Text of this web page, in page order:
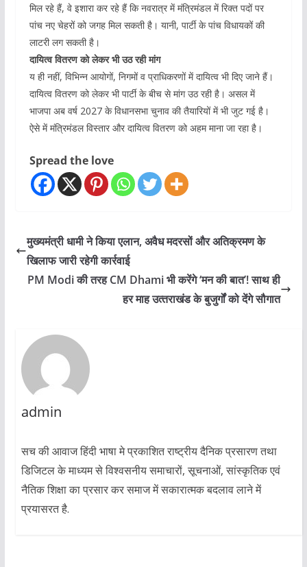
मिल रहे हैं, वे इशारा कर रहे हैं कि नवरात्र में मंत्रिमंडल में रिक्त पदों पर
पांच नए चेहरों को जगह मिल सकती है। यानी, पार्टी के पांच विधायकों की
लाटरी लग सकती है।
दायित्व वितरण को लेकर भी उठ रही मांग
य ही नहीं, विभिन्न आयोगों, निगमों व प्राधिकरणों में दायित्व भी दिए जाने हैं।
दायित्व वितरण को लेकर भी पार्टी के बीच से मांग उठ रही है। असल में
भाजपा अब वर्ष 2027 के विधानसभा चुनाव की तैयारियों में भी जुट गई है।
ऐसे में मंत्रिमंडल विस्तार और दायित्व वितरण को अहम माना जा रहा है।
Spread the love
मुख्यमंत्री धामी ने किया एलान, अवैध मदरसों और अतिक्रमण के
खिलाफ जारी रहेगी कार्रवाई
PM Modi की तरह CM Dhami भी करेंगे ‘मन की बात’! साथ ही
हर माह उत्‍तराखंड के बुजुर्गों को देंगे सौगात
admin
सच की आवाज हिंदी भाषा मे प्रकाशित राष्ट्रीय दैनिक प्रसारण तथा
डिजिटल के माध्यम से विश्वसनीय समाचारों, सूचनाओं, सांस्कृतिक एवं
नैतिक शिक्षा का प्रसार कर समाज में सकारात्मक बदलाव लाने में
प्रयासरत है.